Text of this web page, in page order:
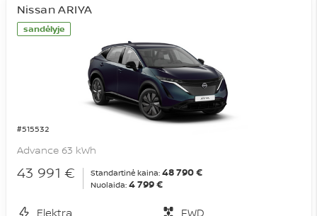
sandėlyje
#515532
Nissan ARIYA
Advance 63 kWh
43 991 € Standartinė kaina: 48 790 €
Nuolaida: 4 799 €
Elektra
FWD